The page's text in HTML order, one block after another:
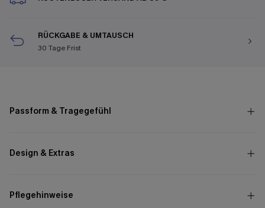
RÜCKGABE & UMTAUSCH
30 Tage Frist
Passform & Tragegefühl
Design & Extras
Pflegehinweise